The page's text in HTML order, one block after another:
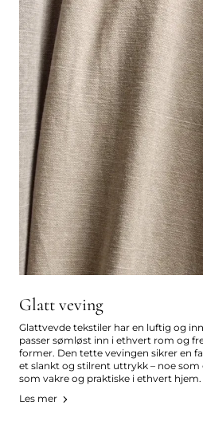
Glatt veving
Glattvevde tekstiler har en luftig og
passer sømløst inn i ethvert rom og
former. Den tette vevingen sikrer en
et slankt og stilrent uttrykk – noe
som vakre og praktiske i ethvert hjem.
Les mer